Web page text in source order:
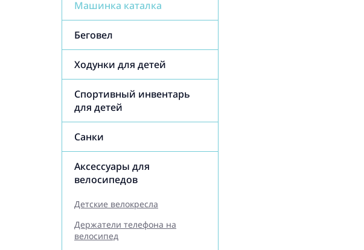
Машинка каталка
Беговел
Ходунки для детей
Спортивный инвентарь
для детей
Санки
Аксессуары для
велосипедов
Детские велокресла
Держатели телефона на
велосипед